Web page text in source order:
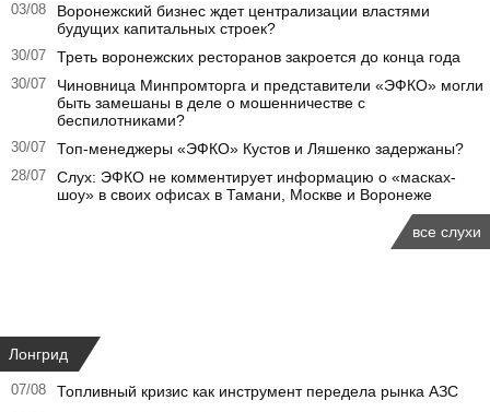
03/08
Воронежский бизнес ждет централизации властями
будущих капитальных строек?
30/07 Треть воронежских ресторанов закроется до конца года
30/07
Чиновница Минпромторга и представители «ЭФКО» могли
быть замешаны в деле о мошенничестве с
беспилотниками?
30/07 Топ-менеджеры «ЭФКО» Кустов и Ляшенко задержаны?
28/07
Слух: ЭФКО не комментирует информацию о «масках-
шоу» в своих офисах в Тамани, Москве и Воронеже
все слухи
Лонгрид
07/08 Топливный кризис как инструмент передела рынка АЗС